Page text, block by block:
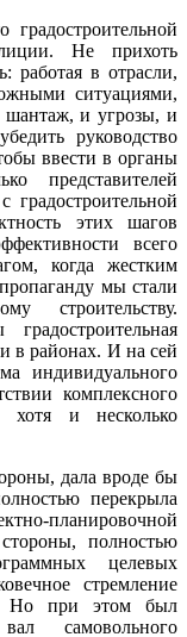
Не прихоть
работая в отрасли,
ситуациями,
шантаж, и угрозы, и
руководство
ввести в органы
представителей
градостроительной
этих шагов
всего
когда жестким
мы стали
строительству.
в районах. И на сей
индивидуального
комплексного
хотя и несколько
дала вроде бы
перекрыла
планировочной
полностью
целевых
стремление
Но при этом был
самовольного